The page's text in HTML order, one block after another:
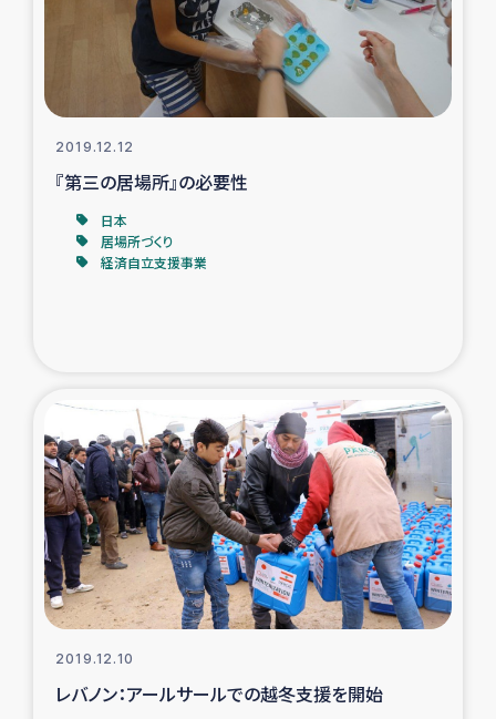
ガザ地区での公園の緑化を通じた支援事業
ガザ地区における被災住民への緊急支援
ふりかけ普及と食生活改善による栄養改善事業
民際教育
食べる
トルコ・シリア地震被災者支援
デニヤヤ小規模紅茶農家支援
2019.12.12
『第三の居場所』の必要性
日本
居場所づくり
経済自立支援事業
2019.12.10
レバノン：アールサールでの越冬支援を開始